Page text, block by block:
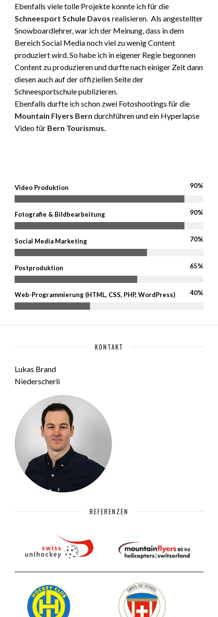
Ebenfalls viele tolle Projekte konnte ich für die
Schneesport Schule Davos realisieren. Als angestellter
Snowboardlehrer, war ich der Meinung, dass in dem
Bereich Social Media noch viel zu wenig Content
produziert wird. So habe ich in eigener Regie begonnen
Content zu produzieren und durfte nach einiger Zeit dann
diesen auch auf der offiziellen Seite der
Schneesportschule publizieren.
Ebenfalls durfte ich schon zwei Fotoshootings für die
Mountain Flyers Bern durchführen und ein Hyperlapse
Video für Bern Tourismus.
Video Produktion 90%
Fotografie & Bildbearbeitung 90%
Social Media Marketing 70%
Postproduktion 65%
Web-Programmierung (HTML, CSS, PHP, WordPress) 40%
KONTAKT
Lukas Brand
Niederscherli
REFERENZEN